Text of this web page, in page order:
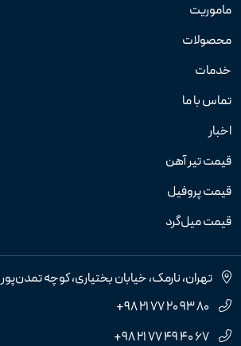
ماموریت
محصولات
خدمات
تماس با ما
اخبار
قیمت تیر آهن
قیمت پروفیل
قیمت میل‌گرد
تهران، نارمک، خیابان بختیاری، کوچه تمدن‌پور
+98 21 77 20 93 80
+98 21 77 49 40 67